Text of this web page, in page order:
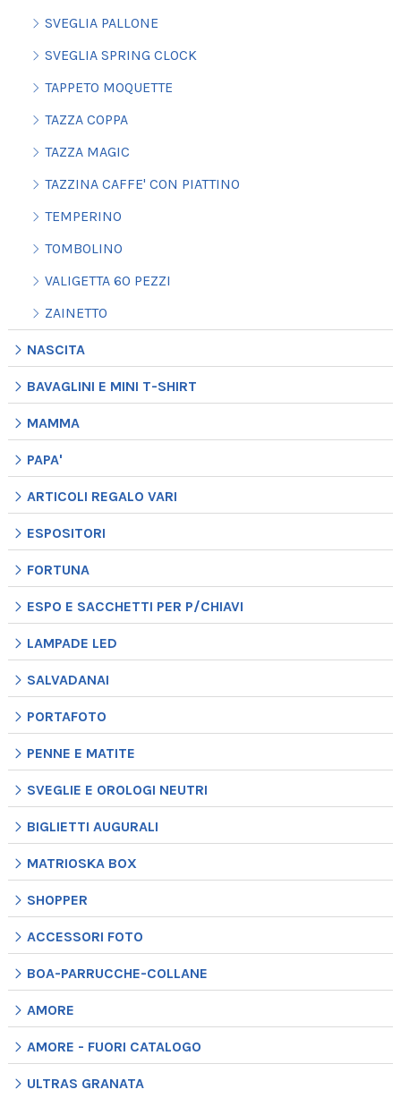
SVEGLIA PALLONE
SVEGLIA SPRING CLOCK
TAPPETO MOQUETTE
TAZZA COPPA
TAZZA MAGIC
TAZZINA CAFFE' CON PIATTINO
TEMPERINO
TOMBOLINO
VALIGETTA 60 PEZZI
ZAINETTO
NASCITA
BAVAGLINI E MINI T-SHIRT
MAMMA
PAPA'
ARTICOLI REGALO VARI
ESPOSITORI
FORTUNA
ESPO E SACCHETTI PER P/CHIAVI
LAMPADE LED
SALVADANAI
PORTAFOTO
PENNE E MATITE
SVEGLIE E OROLOGI NEUTRI
BIGLIETTI AUGURALI
MATRIOSKA BOX
SHOPPER
ACCESSORI FOTO
BOA-PARRUCCHE-COLLANE
AMORE
AMORE - FUORI CATALOGO
ULTRAS GRANATA